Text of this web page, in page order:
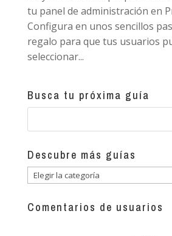
tu panel de administración en
Configura en unos sencillos
regalo para que tus usuarios
seleccionar...
Busca tu próxima guía
Descubre más guías
Descubre
guías
Comentarios de usuarios